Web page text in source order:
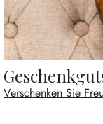
Verschenken Sie